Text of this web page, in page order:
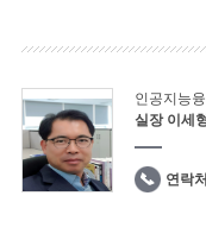
인공지능
실장 이세
연락처